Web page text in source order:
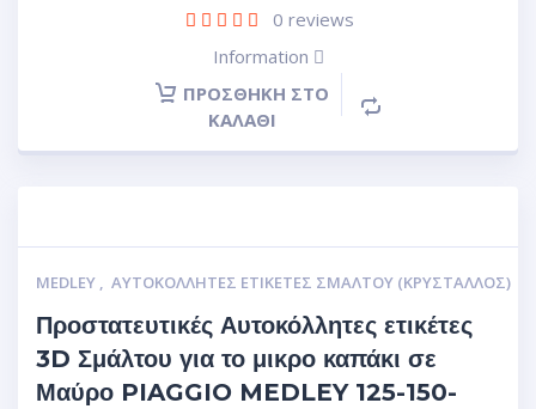
0 reviews
Information
ΠΡΟΣΘΉΚΗ ΣΤΟ
ΚΑΛΆΘΙ
MEDLEY , ΑΥΤΟΚΌΛΛΗΤΕΣ ΕΤΙΚΈΤΕΣ ΣΜΆΛΤΟΥ (ΚΡΥΣΤΑΛΛΟΣ)
Προστατευτικές Αυτοκόλλητες ετικέτες
3D Σμάλτου για το μικρο καπάκι σε
Μαύρο PIAGGIO MEDLEY 125-150-